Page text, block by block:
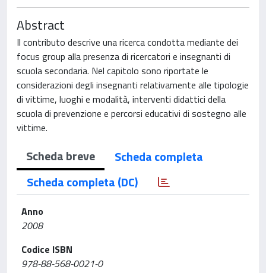
Abstract
Il contributo descrive una ricerca condotta mediante dei
focus group alla presenza di ricercatori e insegnanti di
scuola secondaria. Nel capitolo sono riportate le
considerazioni degli insegnanti relativamente alle tipologie
di vittime, luoghi e modalità, interventi didattici della
scuola di prevenzione e percorsi educativi di sostegno alle
vittime.
Scheda breve
Scheda completa
Scheda completa (DC)
Anno
2008
Codice ISBN
978-88-568-0021-0